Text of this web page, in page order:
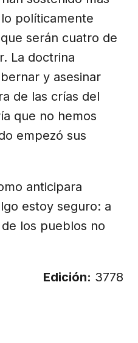
políticamente
serán cuatro de
La doctrina
y asesinar
de las crías del
que no hemos
empezó sus
anticipara
estoy seguro: a
los pueblos no
Edición: 3778